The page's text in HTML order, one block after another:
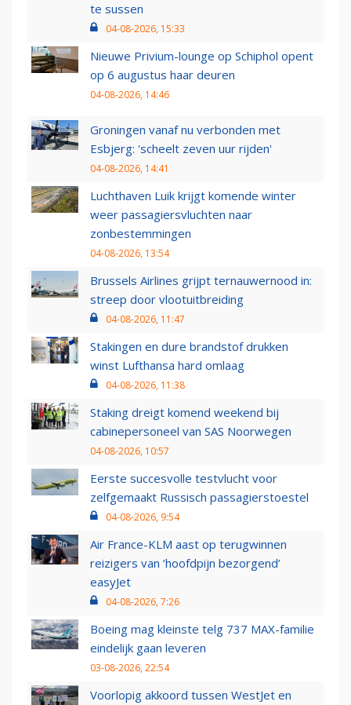
te sussen
04-08-2026, 15:33
Nieuwe Privium-lounge op Schiphol opent
op 6 augustus haar deuren
04-08-2026, 14:46
Groningen vanaf nu verbonden met
Esbjerg: 'scheelt zeven uur rijden'
04-08-2026, 14:41
Luchthaven Luik krijgt komende winter
weer passagiersvluchten naar
zonbestemmingen
04-08-2026, 13:54
Brussels Airlines grijpt ternauwernood in:
streep door vlootuitbreiding
04-08-2026, 11:47
Stakingen en dure brandstof drukken
winst Lufthansa hard omlaag
04-08-2026, 11:38
Staking dreigt komend weekend bij
cabinepersoneel van SAS Noorwegen
04-08-2026, 10:57
Eerste succesvolle testvlucht voor
zelfgemaakt Russisch passagierstoestel
04-08-2026, 9:54
Air France-KLM aast op terugwinnen
reizigers van ‘hoofdpijn bezorgend’
easyJet
04-08-2026, 7:26
Boeing mag kleinste telg 737 MAX-familie
eindelijk gaan leveren
03-08-2026, 22:54
Voorlopig akkoord tussen WestJet en